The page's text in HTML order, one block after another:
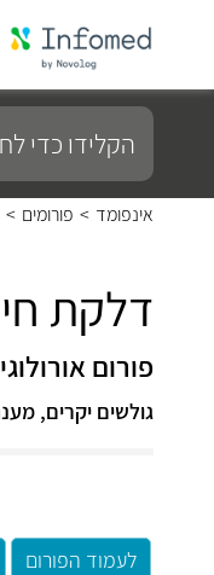
הקלידו
כדי
לחפש
רופאים,
מידע
מקצועי,
אינפומד > פורומים >
דלקת
פורום
גולשים יקרים,
לעמוד הפורום